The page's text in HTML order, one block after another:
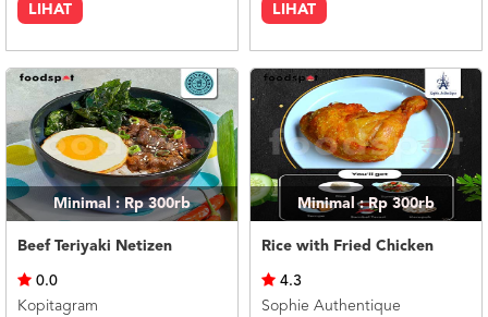
LIHAT LIHAT
Minimal : Rp 300rb
Beef Teriyaki Netizen
0.0
Kopitagram
Minimal : Rp 300rb
Rice with Fried Chicken
4.3
Sophie Authentique